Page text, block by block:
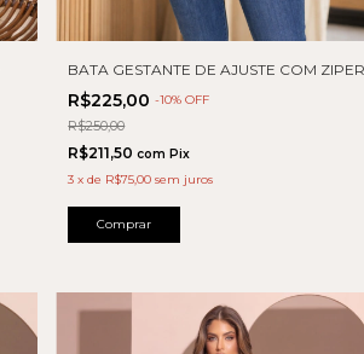
BATA GESTANTE DE AJUSTE COM ZIPER
R$225,00-10% OFF
R$250,00
R$211,50com Pix
3 xde R$75,00 sem juros
Comprar